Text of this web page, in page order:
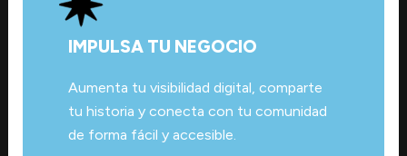
IMPULSA TU NEGOCIO
Aumenta tu visibilidad digital, comparte
tu historia y conecta con tu comunidad
de forma fácil y accesible.